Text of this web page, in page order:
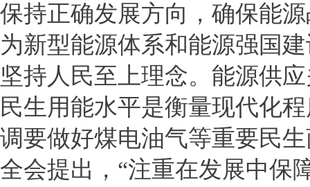
保持正确发展方向，确保能
为新型能源体系和能源强国
坚持人民至上理念。能源供
民生用能水平是衡量现代化
调要做好煤电油气等重要民
全会提出，“注重在发展中保